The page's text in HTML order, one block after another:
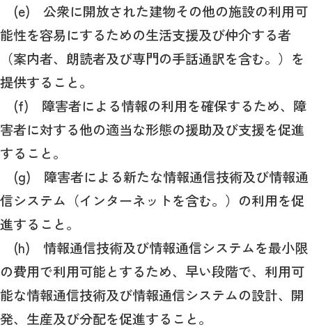
(e) 公衆に開放された建物その他の施設の利用可
能性を容易にするための生活支援及び仲介する者
（案内者、朗読者及び専門の手話通訳を含む。）を
提供すること。
(f) 障害者による情報の利用を確保するため、障
害者に対する他の適当な形態の援助及び支援を促進
すること。
(g) 障害者による新たな情報通信技術及び情報通
信システム（インターネットを含む。）の利用を促
進すること。
(h) 情報通信技術及び情報通信システムを最小限
の費用で利用可能とするため、早い段階で、利用可
能な情報通信技術及び情報通信システムの設計、開
発、生産及び分配を促進すること。